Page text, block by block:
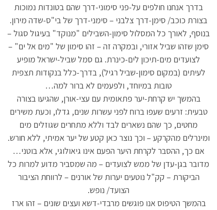
בדרך אנחנו חולפים על-פני סימוני-דרך שהם בטונדות נמוכות
בצורת כוכב/ סימן-דרך צלבני – סימני-דרך של בי"ס-שדה מירון.
בנוסף, לאורך כל המסלול סימון-השבילים "מנוקד" בעיגול סגול –
סימן שזהו שביל אזורי, ובמקרה זה – זהו סימון של "מים אל ים" –
לצועדים מים-תיכון לים-כינרת. גם סמל שביל-ישראל מופיע
לעיתים (במקום סימון-שביל רגיל), בדרך-כלל בנקודות תצפית
טובות במיוחד, ולפעמים לא ברור למה…
בהמשך יש קרחת-יער פתאומית עם עצי-אורן, שהגיעו בצורה
טבעית: זרעים שעפו ברוח לפני עשרות שנים, גדלו, וכעת משירים
מחטים, כך שהם נשארים לבד וללא מתחרים שגוזלים מים
ומינרלים מהקרקע – וכך נוצר כאן קטע של יער אמיתי, ללא חורש.
אם כך, ההסבר לקרחת היער הפעם אינו גיאולוגי, אלא בוטני…
מדובר בגן-עדן של ממש לצועדים – מה שמסביר מדוע למרות כל
הביקורת – קק"ל נוטעים יערות של אורנים – לרווחת הציבור
הצועד/ נופש.
בהמשך הטיפוס אנו פוגשים מרבדי-דשא ועצים שונים – זהו ארז